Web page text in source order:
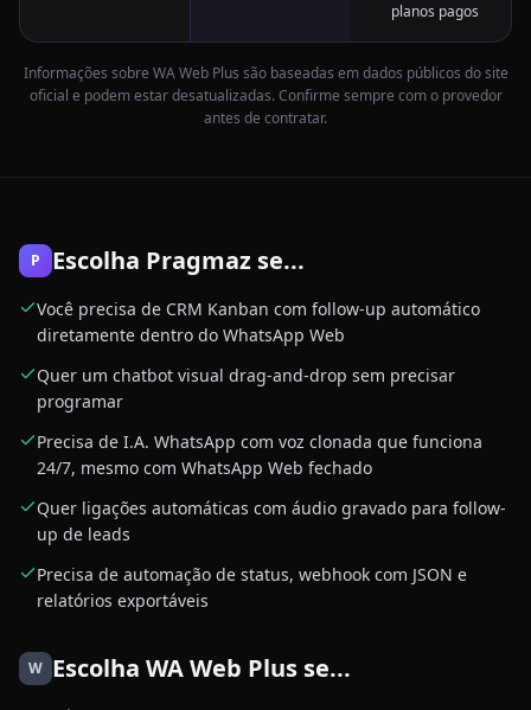
planos pagos
Informações sobre WA Web Plus são baseadas em dados públicos do site
oficial e podem estar desatualizadas. Confirme sempre com o provedor
antes de contratar.
P Escolha Pragmaz se...
Você precisa de CRM Kanban com follow-up automático
diretamente dentro do WhatsApp Web
Quer um chatbot visual drag-and-drop sem precisar
programar
Precisa de I.A. WhatsApp com voz clonada que funciona
24/7, mesmo com WhatsApp Web fechado
Quer ligações automáticas com áudio gravado para follow-
up de leads
Precisa de automação de status, webhook com JSON e
relatórios exportáveis
W Escolha WA Web Plus se...